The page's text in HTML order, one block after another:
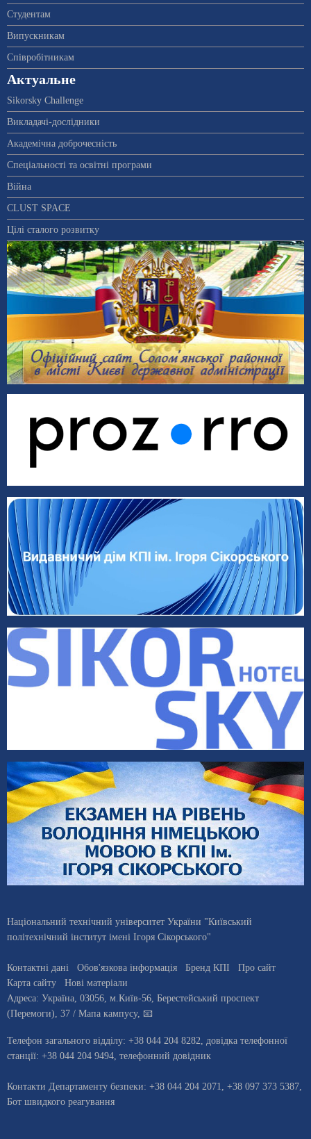
Студентам
Випускникам
Співробітникам
Актуальне
Sikorsky Challenge
Викладачі-дослідники
Академічна доброчесність
Спеціальності та освітні програми
Війна
CLUST SPACE
Цілі сталого розвитку
Національний технічний університет України "Київський
політехнічний інститут імені Ігоря Сікорського"
Контактні дані Обов'язкова інформація Бренд КПІ
Про сайт
Карта сайту
Нові матеріали
Адреса: Україна 03056 , м. Київ-56, Берестейський проспект
(Перемоги), 37 / Мапа кампусу, 📧
Телефон загального відділу: +38 044 204 8282 , довiдка телефонної
станцiї: +38 044 204 9494 телефонний довідник
Контакти Департаменту безпеки: +38 044 204 2071, +38 097 373 5387,
Бот швидкого реагування